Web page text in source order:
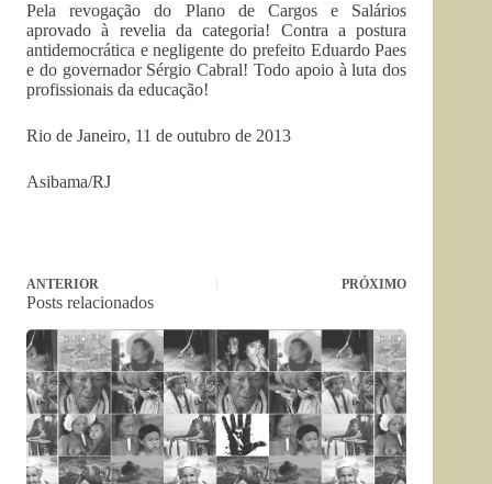
Pela revogação do Plano de Cargos e Salários
aprovado à revelia da categoria! Contra a postura
antidemocrática e negligente do prefeito Eduardo Paes
e do governador Sérgio Cabral! Todo apoio à luta dos
profissionais da educação!
Rio de Janeiro, 11 de outubro de 2013
Asibama/RJ
ANTERIOR PRÓXIMO
Posts relacionados